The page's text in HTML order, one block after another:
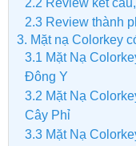
2.2 Review kết
2.3 Review thành
3. Mặt nạ Colorkey
3.1 Mặt Nạ
Đông Y
3.2 Mặt Nạ
Cây Phỉ
3.3 Mặt Nạ